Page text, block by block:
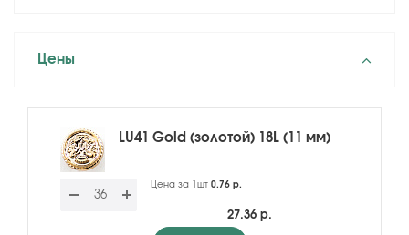
Цены
LU41 Gold (золотой) 18L (11 мм)
Цена за 1шт 0.76 р.
27.36 р.